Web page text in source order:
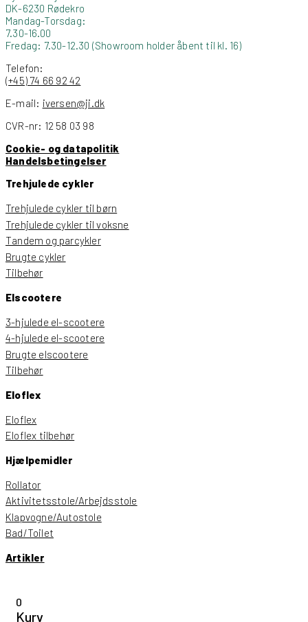
DK-6230 Rødekro
Mandag-Torsdag:
7.30-16.00
Fredag: 7.30-12.30 (Showroom holder åbent til kl. 16)
Telefon:
(+45) 74 66 92 42
E-mail: iversen@ji.dk
CVR-nr: 12 58 03 98
Cookie- og datapolitik
Handelsbetingelser
Trehjulede cykler
Trehjulede cykler til børn
Trehjulede cykler til voksne
Tandem og parcykler
Brugte cykler
Tilbehør
Elscootere
3-hjulede el-scootere
4-hjulede el-scootere
Brugte elscootere
Tilbehør
Eloflex
Eloflex
Eloflex tilbehør
Hjælpemidler
Rollator
Aktivitetsstole/Arbejdsstole
Klapvogne/Autostole
Bad/Toilet
Artikler
0
Kurv